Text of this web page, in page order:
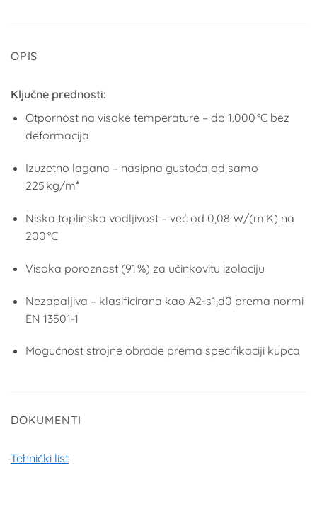
OPIS
Ključne prednosti:
Otpornost na visoke temperature – do 1.000 °C bez
deformacija
Izuzetno lagana – nasipna gustoća od samo
225 kg/m³
Niska toplinska vodljivost – već od 0,08 W/(m·K) na
200 °C
Visoka poroznost (91 %) za učinkovitu izolaciju
Nezapaljiva – klasificirana kao A2-s1,d0 prema normi
EN 13501-1
Mogućnost strojne obrade prema specifikaciji kupca
DOKUMENTI
Tehnički list